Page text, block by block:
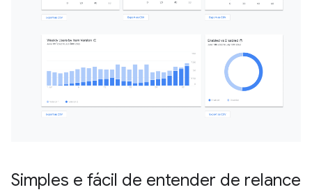
Simples e fácil de entender de relance